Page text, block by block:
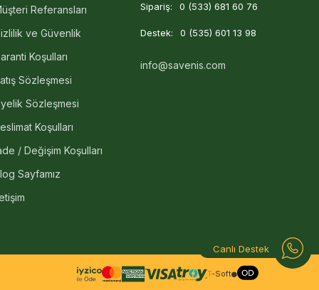
Canlı Destek
Referansları
ve Güvenlik
Koşulları
Sözleşmesi
Sözleşmesi
Koşulları
/ Değişim Koşulları
Sayfamız
Sipariş: 0 (533) 681 60 76
Destek: 0 (535) 601 13 98
info@savenis.com
T-Soft